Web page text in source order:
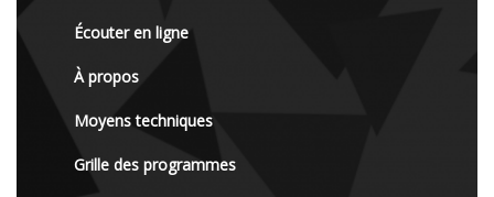
Écouter en ligne
À propos
Moyens techniques
Grille des programmes